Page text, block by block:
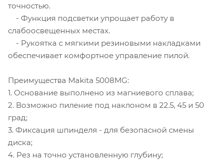
точностью.
- Функция подсветки упрощает работу в
слабоосвещенных местах.
- Рукоятка с мягкими резиновыми накладками
обеспечивает комфортное управление пилой.
Преимущества Makita 5008MG:
1. Основание выполнено из магниевого сплава;
2. Возможно пиление под наклоном в 22.5, 45 и 50
град;
3. Фиксация шпинделя - для безопасной смены
диска;
4. Рез на точно установленную глубину;